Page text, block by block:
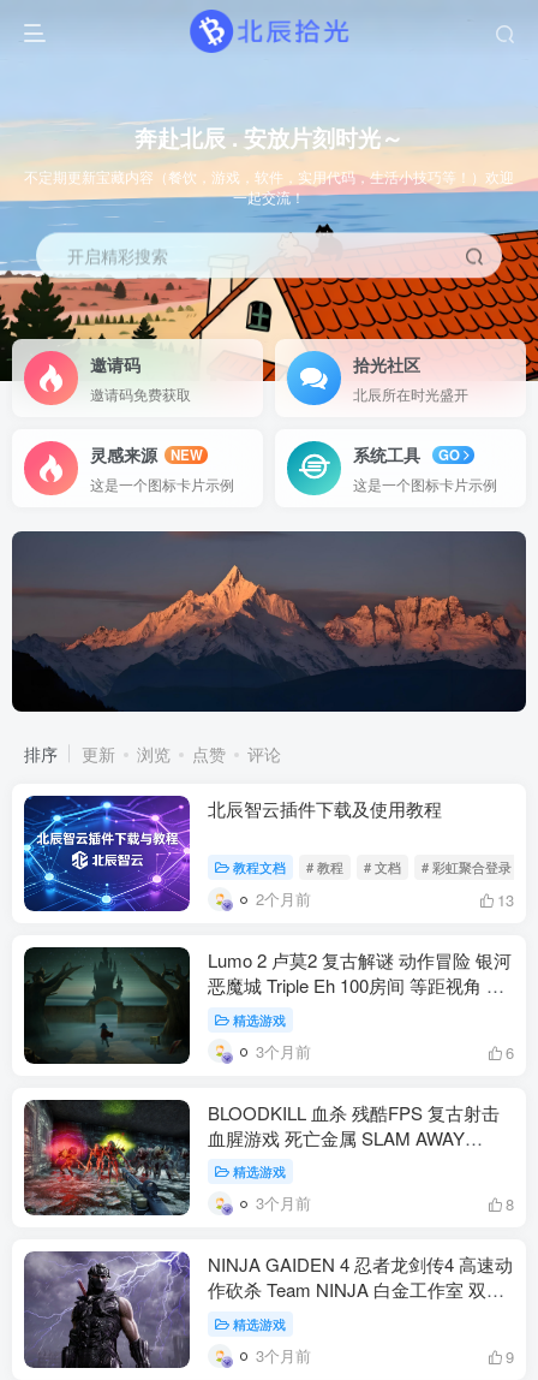
奔赴北辰 . 安放片刻时光～
不定期更新宝藏内容（餐饮，游戏，软件，实用代码，生活小技巧等！）欢迎
一起交流！
开启精彩搜索
邀请码
邀请码免费获取
拾光社区
北辰所在时光盛开
灵感来源
NEW
这是一个图标卡片示例
系统工具
GO
这是一个图标卡片示例
排序 更新 浏览 点赞 评论
北辰智云插件下载及使用教程
教程文档 # 教程 # 文档 # 彩虹聚合登录
2个月前 13
Lumo 2 卢莫2 复古解谜 动作冒险 银河
恶魔城 Triple Eh 100房间 等距视角 致
敬80年代 官方中文 PS5 Switch Xbox
PC 2025年10月9(动作冒险）
精选游戏
3个月前 6
BLOODKILL 血杀 残酷FPS 复古射击
血腥游戏 死亡金属 SLAM AWAY
GAMES 类毁灭战士 类雷神之锤 官方
精选游戏
3个月前 8
NINJA GAIDEN 4 忍者龙剑传4 高速动
作砍杀 Team NINJA 白金工作室 双主
角 八云 隼龙 血楔 血鸦形态 饭纲落 飞
燕 XP Game Pass Steam 官方中文
60G（动作冒险）
精选游戏
3个月前 9